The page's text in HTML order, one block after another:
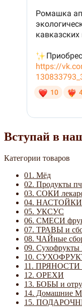
Вступай в
Категории товаров
01. Мёд
02. Продукты
03. СОКИ
04. НАСТОЙКИ
05. УКСУС
06. СМЕСИ
07. ТРАВЫ и
08. ЧАЙные
09.
10.
11. ПРЯНОСТИ
12. ОРЕХИ
13. БОБЫ и
14. Домашние
15.